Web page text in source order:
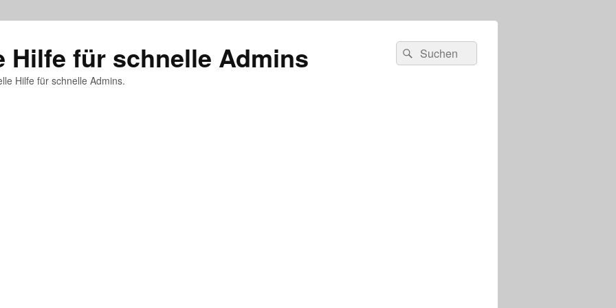
Hilfe für schnelle Admins
Hilfe für schnelle Admins.
Suchen
nach:
Suchen